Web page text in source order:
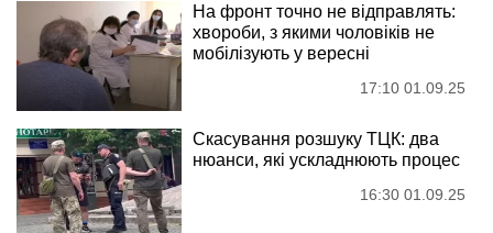
На фронт точно не відправлять:
хвороби, з якими чоловіків не
мобілізують у вересні
17:10 01.09.25
Скасування розшуку ТЦК: два
нюанси, які ускладнюють процес
16:30 01.09.25